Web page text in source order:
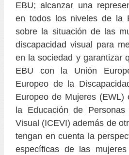
EBU; alcanzar una
en todos los niveles de la
sobre la situación de las
discapacidad visual para
en la sociedad y garantizar
EBU con la Unión
Europeo de la
Europeo de Mujeres
la Educación de Personas
Visual (ICEVI) además de
tengan en cuenta la
específicas de las mujeres